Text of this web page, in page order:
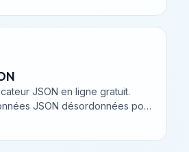
JSON en ligne gratuit.
JSON désordonnées pour
mignifiez-les.